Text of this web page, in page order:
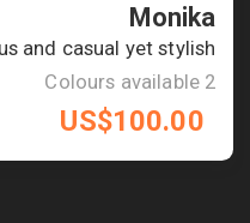
Monika
and casual yet stylish
2
Colours available
US$100.00